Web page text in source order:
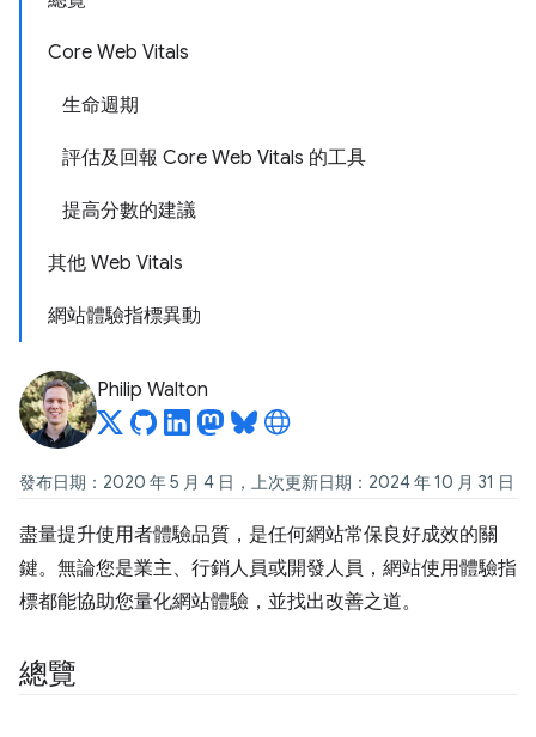
Core Web Vitals
生命週期
評估及回報 Core Web Vitals 的工具
提高分數的建議
其他 Web Vitals
網站體驗指標異動
Philip Walton
發布日期：2020 年 5 月 4 日，上次更新日期：2024 年 10 月 31 日
盡量提升使用者體驗品質，是任何網站常保良好成效的關
鍵。無論您是業主、行銷人員或開發人員，網站使用體驗指
標都能協助您量化網站體驗，並找出改善之道。
總覽